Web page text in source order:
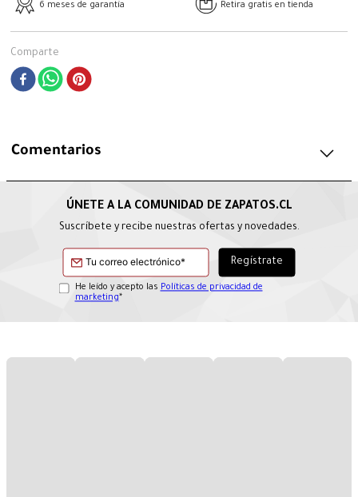
6 meses de garantía Retira gratis en tienda
Comparte
Comentarios
Suscríbete y recibe nuestras ofertas y novedades.
He leído y acepto las Políticas de privacidad de
marketing*